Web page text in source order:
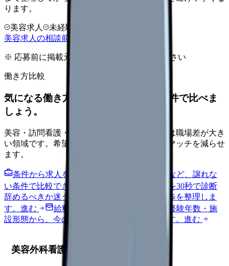
ります。
美容求人 未経験可
美容求人の相談前チェックを見る
※ 応募前に掲載元の最新情報を確認してください
働き方比較
気になる働き方を、求人を見る前に条件で比べま
しょう。
美容・訪問看護・クリニック・夜勤なしなどは職場差が大き
い領域です。希望条件を先に整理するとミスマッチを減らせ
ます。
条件から求人を見る
夜勤回数・残業・通勤など、譲れな
い条件で比較できます。
職場の悩みを30秒で診断
辞めるべきか迷う前に、悩みの種類と次の一歩を整理しま
す。 進む 給料コンパスで比較する
地域・経験年数・施
設形態から、今の給料の現在地を確認できます。 進む
美容外科看護師が直面する主な課題